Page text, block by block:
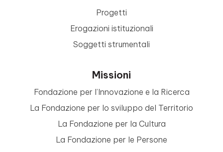
Progetti
Erogazioni istituzionali
Soggetti strumentali
Missioni
Fondazione per l’Innovazione e la Ricerca
La Fondazione per lo sviluppo del Territorio
La Fondazione per la Cultura
La Fondazione per le Persone